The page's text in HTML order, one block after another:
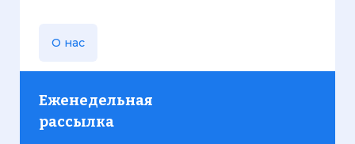
О нас
Еженедельная
рассылка